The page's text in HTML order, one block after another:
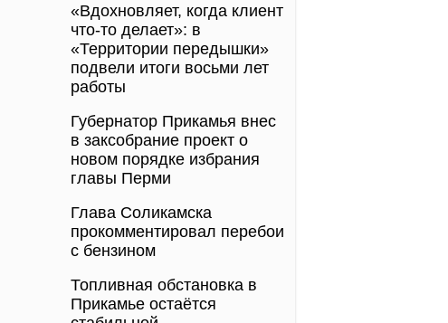
«Вдохновляет, когда клиент
что-то делает»: в
«Территории передышки»
подвели итоги восьми лет
работы
Губернатор Прикамья внес
в заксобрание проект о
новом порядке избрания
главы Перми
Глава Соликамска
прокомментировал перебои
с бензином
Топливная обстановка в
Прикамье остаётся